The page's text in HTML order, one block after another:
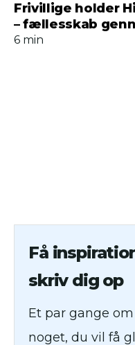
Frivillige holder
– fællesskab
6 min
Få
skriv dig op
Et par gange
noget, du vil få